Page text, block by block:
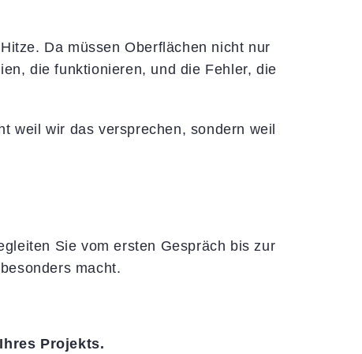
Da müssen Oberflächen nicht nur
die funktionieren, und die Fehler, die
weil wir das versprechen, sondern weil
Sie vom ersten Gespräch bis zur
macht.
Projekts.